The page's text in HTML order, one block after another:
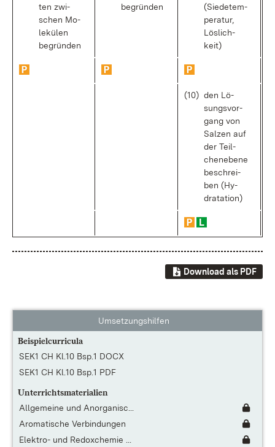
ten zwi­
schen Mo­
le­kü­len
be­grün­den
be­grün­den
(Sie­de­tem­
pe­ra­tur,
Lös­lich­
keit)
(10) den Lö­
sungs­vor­
gang von
Sal­zen auf
der Teil­
chen­ebe­ne
be­schrei­
ben (Hy­
drata­ti­on)
Download als PDF
Umsetzungshilfen
Beispielcurricula
SEK1 CH Kl.10 Bsp.1 DOCX
SEK1 CH Kl.10 Bsp.1 PDF
Unterrichtsmaterialien
Allgemeine und Anorganisc...
Aromatische Verbindungen
Elektro- und Redoxchemie ...